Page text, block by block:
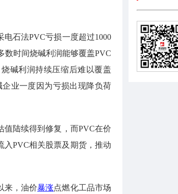
石法PVC亏损一度超过1000
数时间烧碱利润能够覆盖PVC
碱利润持续压缩后难以覆盖
业一度因为亏损出现降负荷
陆续得到修复，而PVC在价
PVC相关股票及期货，推动
来，油价暴涨点燃化工品市场